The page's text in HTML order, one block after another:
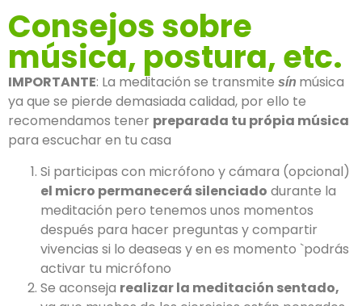
Consejos sobre
música, postura, etc.
IMPORTANTE: La meditación se transmite sín música
ya que se pierde demasiada calidad, por ello te
recomendamos tener preparada tu própia música
para escuchar en tu casa
Si participas con micrófono y cámara (opcional)
el micro permanecerá silenciado durante la
meditación pero tenemos unos momentos
después para hacer preguntas y compartir
vivencias si lo deaseas y en es momento `podrás
activar tu micrófono
Se aconseja realizar la meditación sentado,